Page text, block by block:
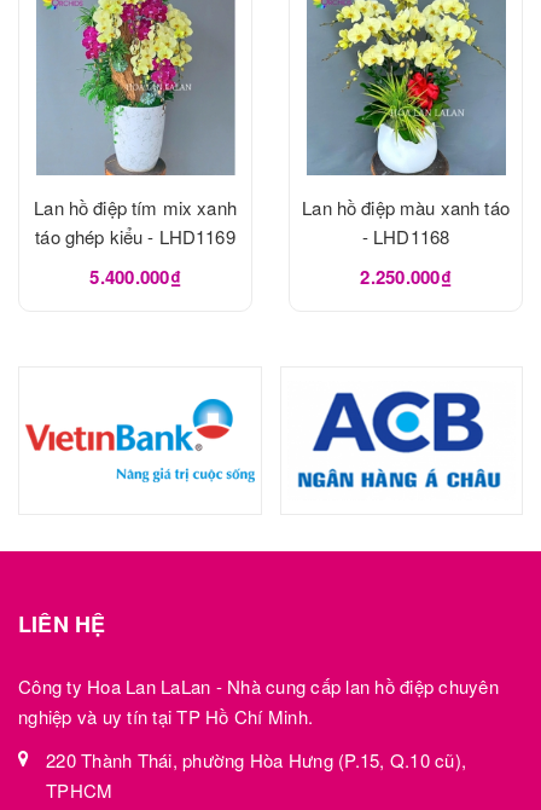
Lan hồ điệp tím mix xanh
táo ghép kiểu - LHD1169
5.400.000₫
Lan hồ điệp màu xanh táo
- LHD1168
2.250.000₫
LIÊN HỆ
Công ty Hoa Lan LaLan - Nhà cung cấp lan hồ điệp chuyên
nghiệp và uy tín tại TP Hồ Chí Minh.
220 Thành Thái, phường Hòa Hưng (P.15, Q.10 cũ),
TPHCM